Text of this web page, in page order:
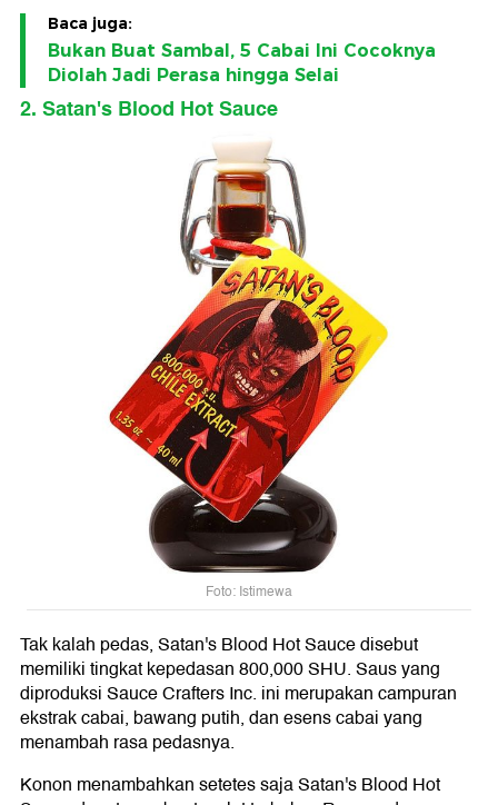
Baca juga:
Bukan Buat Sambal, 5 Cabai Ini Cocoknya
Diolah Jadi Perasa hingga Selai
2. Satan's Blood Hot Sauce
Foto: Istimewa
Tak kalah pedas, Satan's Blood Hot Sauce disebut
memiliki tingkat kepedasan 800,000 SHU. Saus yang
diproduksi Sauce Crafters Inc. ini merupakan campuran
ekstrak cabai, bawang putih, dan esens cabai yang
menambah rasa pedasnya.
Konon menambahkan setetes saja Satan's Blood Hot